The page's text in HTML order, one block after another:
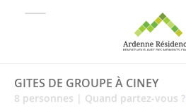
GITES DE GROUPE À CINEY
8 personnes | Quand partez-vous ?